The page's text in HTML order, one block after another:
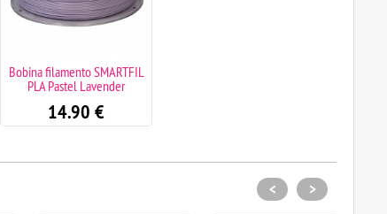
Bobina filamento SMARTFIL
PLA Pastel Lavender
14.90 €
< >